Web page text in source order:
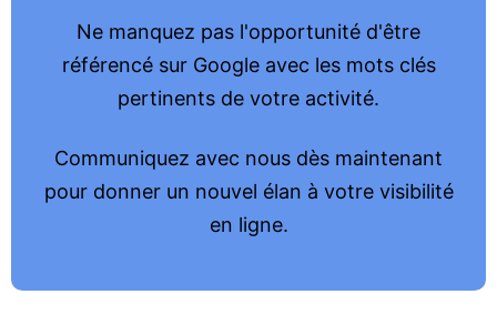
Ne manquez pas l'opportunité d'être
référencé sur Google avec les mots clés
pertinents de votre activité.
Communiquez avec nous dès maintenant
pour donner un nouvel élan à votre visibilité
en ligne.